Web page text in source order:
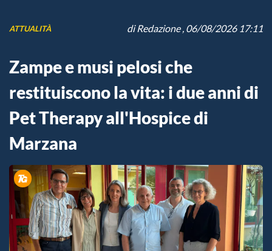
ATTUALITÀ diRedazione, 06/08/2026 17:11
Zampe e musi pelosi che
restituiscono la vita: i due anni di
Pet Therapy all'Hospice di
Marzana